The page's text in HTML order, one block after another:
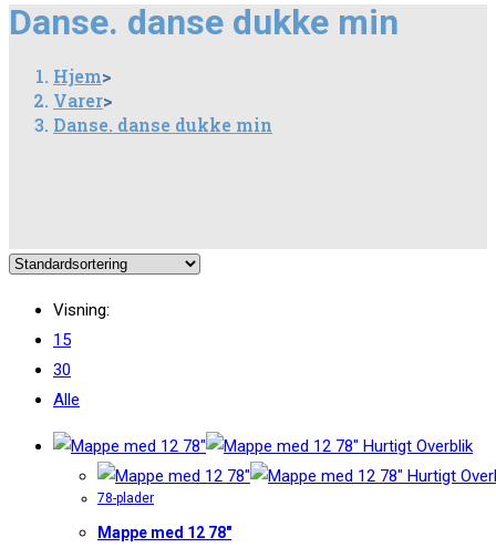
Danse. danse dukke min
Hjem>
Varer>
Danse. danse dukke min
Visning:
15
30
Alle
Hurtigt Overblik
Hurtigt
78-plader
Mappe med 12 78″